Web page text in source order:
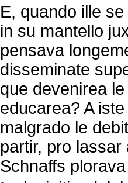
E, quando ille
in su mantello
pensava
disseminate
que devenirea
educarea? A
malgrado le
partir, pro lassar
Schnaffs